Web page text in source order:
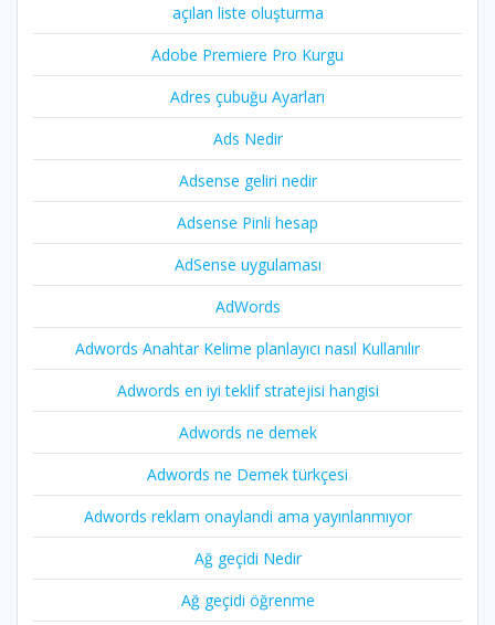
açılan liste oluşturma
Adobe Premiere Pro Kurgu
Adres çubuğu Ayarları
Ads Nedir
Adsense geliri nedir
Adsense Pinli hesap
AdSense uygulaması
AdWords
Adwords Anahtar Kelime planlayıcı nasıl Kullanılır
Adwords en iyi teklif stratejisi hangisi
Adwords ne demek
Adwords ne Demek türkçesi
Adwords reklam onaylandi ama yayınlanmıyor
Ağ geçidi Nedir
Ağ geçidi öğrenme